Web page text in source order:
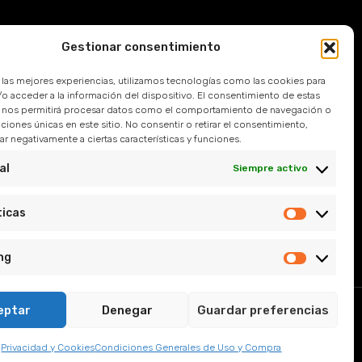
Gestionar consentimiento
las mejores experiencias, utilizamos tecnologías como las cookies para
o acceder a la información del dispositivo. El consentimiento de estas
permitirá procesar datos como el comportamiento de navegación o
únicas en este sitio. No consentir o retirar el consentimiento,
negativamente a ciertas características y funciones.
Siempre activo
Denegar Guardar preferencias
Privacidad y CookiesCondiciones Generales de Uso y Compra
Frecuentes